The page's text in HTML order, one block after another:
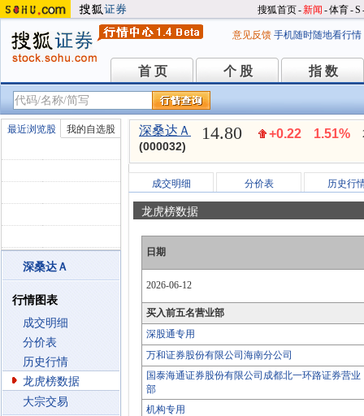
搜狐首页-新闻 -体育-S
意见反馈 手机随时随地看行情
首 页
首 页 个 股
个 股 指 数
指 数
最近浏览股 我的自选股
深桑达Ａ
行情图表
成交明细
分价表
历史行情
龙虎榜数据
大宗交易
深桑达Ａ
(000032)
14.80 +0.22 1.51%
成交明细 分价表 历史行
龙虎榜数据
日期
2026-06-12
买入前五名营业部
深股通专用
万和证券股份有限公司海南分公司
国泰海通证券股份有限公司成都北一环路证券营业
部
机构专用